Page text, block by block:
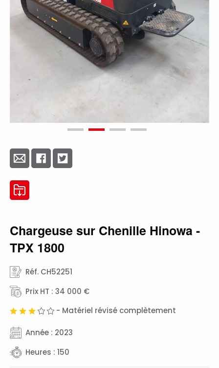
Chargeuse sur Chenille Hinowa -
TPX 1800
Réf. CH52251
Prix HT : 34 000 €
- Matériel révisé complètement
Année : 2023
Heures : 150